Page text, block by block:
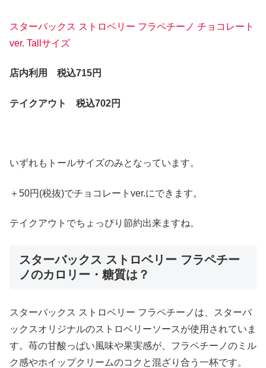
スターバックス ストロベリー フラペチーノ チョコレート
ver. Tallサイズ
店内利用 税込715円
テイクアウト 税込702円
いずれもトールサイズのみとなっています。
＋50円(税抜)でチョコレートver.にできます。
テイクアウトでちょっぴり節約出来ますね。
スターバックス ストロベリー フラペチー
ノのカロリー・糖質は？
スターバックス ストロベリー フラペチーノは、スターバ
ックスオリジナルのストロベリーソースが使用されていま
す。苺の甘酸っぱい風味や果実感が、フラペチーノのミル
ク感やホイップクリームのコクと混ざり合う一杯です。